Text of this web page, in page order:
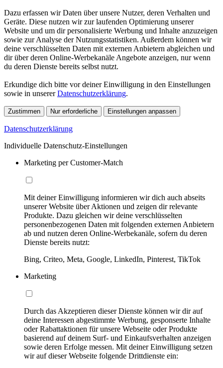
Dazu erfassen wir Daten über unsere Nutzer, deren Verhalten und
Geräte. Diese nutzen wir zur laufenden Optimierung unserer
Website und um dir personalisierte Werbung und Inhalte anzuzeigen
sowie zur Analyse der Nutzungsstatistiken. Außerdem können wir
deine verschlüsselten Daten mit externen Anbietern abgleichen und
dir über deren Online-Werbekanäle Angebote anzeigen, nur wenn
du deren Dienste bereits selbst nutzt.
Erkundige dich bitte vor deiner Einwilligung in den Einstellungen
sowie in unsererDatenschutzerklärung.
Zustimmen Nur erforderliche Einstellungen anpassen
Datenschutzerklärung
Individuelle Datenschutz-Einstellungen
Marketing per Customer-Match
Mit deiner Einwilligung informieren wir dich auch abseits
unserer Website über Aktionen und zeigen dir relevante
Produkte. Dazu gleichen wir deine verschlüsselten
personenbezogenen Daten mit folgenden externen Anbietern
ab und nutzen deren Online-Werbekanäle, sofern du deren
Dienste bereits nutzt:
Bing, Criteo, Meta, Google, LinkedIn, Pinterest, TikTok
Marketing
Durch das Akzeptieren dieser Dienste können wir dir auf
deine Interessen abgestimmte Werbung, gesponserte Inhalte
oder Rabattaktionen für unsere Webseite oder Produkte
basierend auf deinem Surf- und Einkaufsverhalten anzeigen
sowie deren Erfolge messen. Mit deiner Einwilligung setzen
wir auf dieser Webseite folgende Drittdienste ein: